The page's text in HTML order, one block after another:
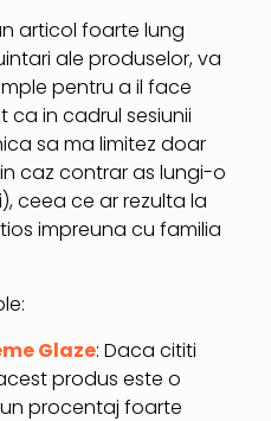
articol foarte lung
ale produselor, va
pentru a il face
ca in cadrul sesiunii
sa ma limitez doar
caz contrar as lungi-o
ceea ce ar rezulta la
impreuna cu familia
Glaze: Daca cititi
produs este o
un procentaj foarte